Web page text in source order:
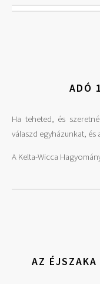
ADÓ
Ha teheted, és
válaszd egyházunkat, és
A Kelta-Wicca
AZ